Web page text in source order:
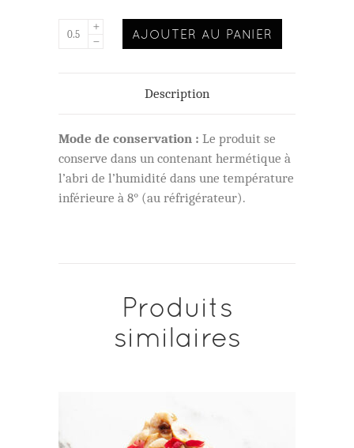
AJOUTER AU PANIER
Description
Mode de conservation : Le produit se
conserve dans un contenant hermétique à
l’abri de l’humidité dans une température
inférieure à 8° (au réfrigérateur).
Produits
similaires